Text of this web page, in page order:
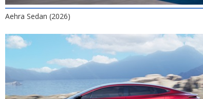
Aehra Sedan (2026)